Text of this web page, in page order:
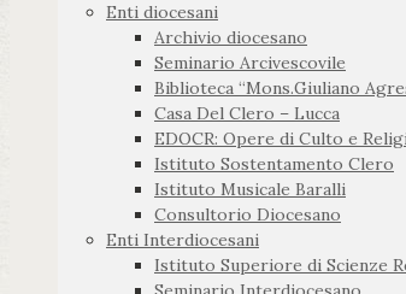
Enti diocesani
Archivio diocesano
Seminario Arcivescovile
Biblioteca “Mons.Giuliano
Casa Del Clero – Lucca
EDOCR: Opere di Culto e
Istituto Sostentamento Clero
Istituto Musicale Baralli
Consultorio Diocesano
Enti Interdiocesani
Istituto Superiore di Scienze